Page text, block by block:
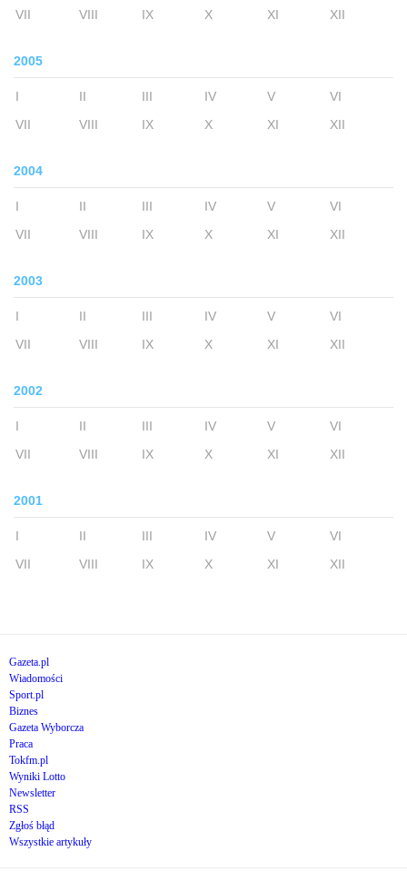
VII
VIII IX X XI XII
2005
I II III IV V
VI
VII
VIII IX X XI XII
2004
I II III IV V
VI
VII
VIII IX X XI XII
2003
I II III IV V
VI
VII
VIII IX X XI XII
2002
I II III IV V
VI
VII
VIII IX X XI XII
2001
I II III IV V
VI
VII
VIII IX X XI XII
Gazeta.pl
Wiadomości
Sport.pl
Biznes
Gazeta Wyborcza
Praca
Tokfm.pl
Wyniki Lotto
Newsletter
RSS
Zgłoś błąd
Wszystkie artykuły